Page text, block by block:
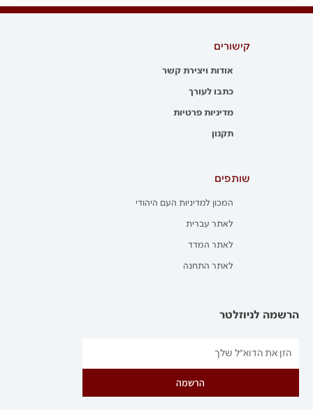
קישורים
אודות ויצירת קשר
כתבו לעורך
מדיניות פרטיות
תקנון
שותפים
המכון למדיניות העם היהודי
לאתר עברית
לאתר המדד
לאתר התחנה
הרשמה לניוזלטר
הרשמה